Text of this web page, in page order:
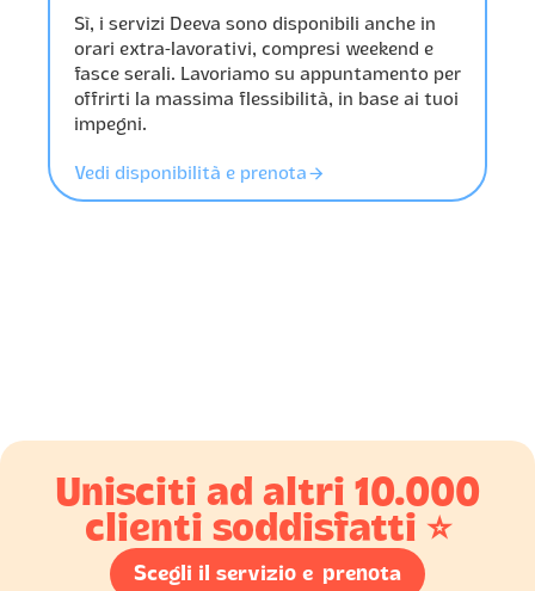
Sì, i servizi Deeva sono disponibili anche in
orari extra-lavorativi, compresi weekend e
fasce serali. Lavoriamo su appuntamento per
offrirti la massima flessibilità, in base ai tuoi
impegni.
Vedi disponibilità e prenota 󰁔
Unisciti ad altri 10.000
clienti soddisfatti ⭐️
Scegli il servizio e prenota